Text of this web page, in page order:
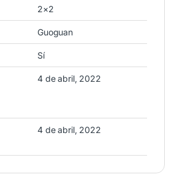
2×2
Guoguan
Sí
4 de abril, 2022
4 de abril, 2022